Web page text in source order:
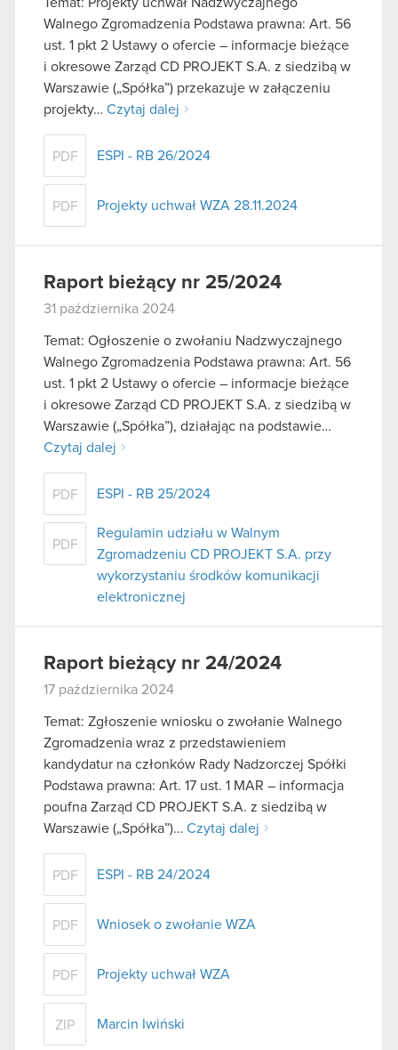
Temat: Projekty uchwał Nadzwyczajnego
Walnego Zgromadzenia Podstawa prawna: Art. 56
ust. 1 pkt 2 Ustawy o ofercie – informacje bieżące
i okresowe Zarząd CD PROJEKT S.A. z siedzibą w
Warszawie („Spółka”) przekazuje w załączeniu
projekty… Czytaj dalej
PDF ESPI - RB 26/2024
PDF Projekty uchwał WZA 28.11.2024
Raport bieżący nr 25/2024
31 października 2024
Temat: Ogłoszenie o zwołaniu Nadzwyczajnego
Walnego Zgromadzenia Podstawa prawna: Art. 56
ust. 1 pkt 2 Ustawy o ofercie – informacje bieżące
i okresowe Zarząd CD PROJEKT S.A. z siedzibą w
Warszawie („Spółka”), działając na podstawie…
Czytaj dalej
PDF ESPI - RB 25/2024
PDF
Regulamin udziału w Walnym
Zgromadzeniu CD PROJEKT S.A. przy
wykorzystaniu środków komunikacji
elektronicznej
Raport bieżący nr 24/2024
17 października 2024
Temat: Zgłoszenie wniosku o zwołanie Walnego
Zgromadzenia wraz z przedstawieniem
kandydatur na członków Rady Nadzorczej Spółki
Podstawa prawna: Art. 17 ust. 1 MAR – informacja
poufna Zarząd CD PROJEKT S.A. z siedzibą w
Warszawie („Spółka”)… Czytaj dalej
PDF ESPI - RB 24/2024
PDF Wniosek o zwołanie WZA
PDF Projekty uchwał WZA
ZIP Marcin Iwiński